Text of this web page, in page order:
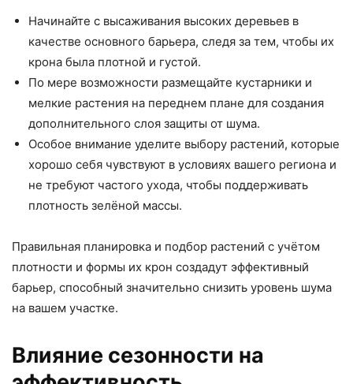
Начинайте с высаживания высоких деревьев в
качестве основного барьера, следя за тем, чтобы их
крона была плотной и густой.
По мере возможности размещайте кустарники и
мелкие растения на переднем плане для создания
дополнительного слоя защиты от шума.
Особое внимание уделите выбору растений, которые
хорошо себя чувствуют в условиях вашего региона и
не требуют частого ухода, чтобы поддерживать
плотность зелёной массы.
Правильная планировка и подбор растений с учётом
плотности и формы их крон создадут эффективный
барьер, способный значительно снизить уровень шума
на вашем участке.
Влияние сезонности на